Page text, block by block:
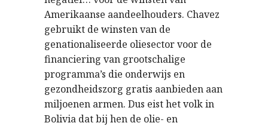
Amerikaanse aandeelhouders. Chavez
gebruikt de winsten van de
genationaliseerde oliesector voor de
financiering van grootschalige
programma’s die onderwijs en
gezondheidszorg gratis aanbieden aan
miljoenen armen. Dus eist het volk in
Bolivia dat bij hen de olie- en